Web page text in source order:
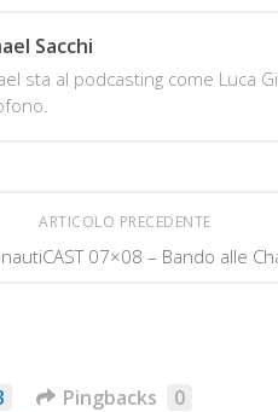
Sacchi
sta al podcasting come Luca
ARTICOLO PRECEDENTE
07×08 – Bando alle
Pingbacks 0